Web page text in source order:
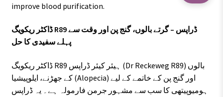
improve blood purification.
ڈاکٹر ریکویگ R89 ڈراپس – گرتے بالوں، گنج پن اور وقت سے
پہلے سفیدی کا حل
ڈاکٹر ریکویگ R89 ہیئر کیئر ڈراپس (Dr Reckeweg R89) بالوں
کے جھڑنے، ایلوپیشیا (Alopecia) اور گنج پن کے خاتمے کے لیے
ہومیوپیتھی کا سب سے مشہور جرمن فارمولہ ہے۔ یہ ڈراپس